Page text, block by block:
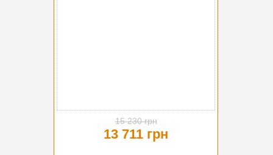
15 230 грн
13 711 грн